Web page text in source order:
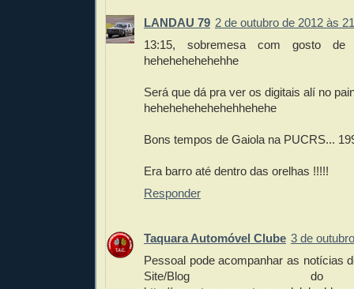
LANDAU 79 2 de outubro de 2012 às
13:15, sobremesa com gosto de
hehehehehehehhe
Será que dá pra ver os digitais alí no
hehehehehehehehhehehe
Bons tempos de Gaiola na PUCRS...
Era barro até dentro das orelhas !!!!!
Responder
Taquara Automóvel Clube 3 de
Pessoal pode acompanhar as notícias
Site/Blog